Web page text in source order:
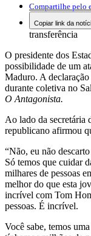
Compartilhe pelo
Copiar link da
transferência
O presidente dos
possibilidade de um
Maduro. A
durante coletiva no
O Antagonista.
Ao lado da secretária
republicano afirmou
“Não, eu não
Só temos que cuidar
milhares de pessoas
melhor do que esta
incrível com Tom
pessoas. É incrível.
Você sabe, temos